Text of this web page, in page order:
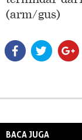
(arm/gus)
BACA JUGA